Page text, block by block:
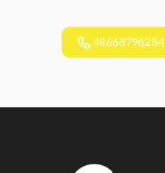
48668796284